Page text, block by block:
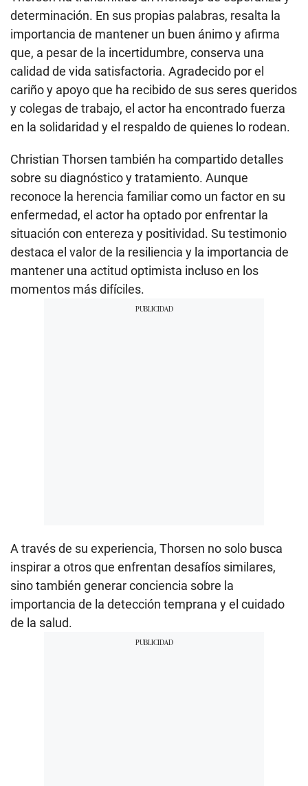
determinación. En sus propias palabras, resalta la
importancia de mantener un buen ánimo y afirma
que, a pesar de la incertidumbre, conserva una
calidad de vida satisfactoria. Agradecido por el
cariño y apoyo que ha recibido de sus seres queridos
y colegas de trabajo, el actor ha encontrado fuerza
en la solidaridad y el respaldo de quienes lo rodean.
Christian Thorsen también ha compartido detalles
sobre su diagnóstico y tratamiento. Aunque
reconoce la herencia familiar como un factor en su
enfermedad, el actor ha optado por enfrentar la
situación con entereza y positividad. Su testimonio
destaca el valor de la resiliencia y la importancia de
mantener una actitud optimista incluso en los
momentos más difíciles.
A través de su experiencia, Thorsen no solo busca
inspirar a otros que enfrentan desafíos similares,
sino también generar conciencia sobre la
importancia de la detección temprana y el cuidado
de la salud.